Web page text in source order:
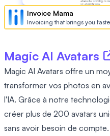
Invoice Mama
Invoicing that brings you
Magic AI Avatars
Magic AI Avatars offre un
transformer vos photos en
l'IA. Grâce à notre
créer plus de 200 avatars
sans avoir besoin de